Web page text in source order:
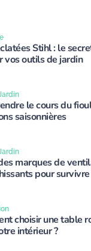
Stihl : le
vos outils de jardin
le cours du
saisonnières
marques de
pour
choisir une table
intérieur ?